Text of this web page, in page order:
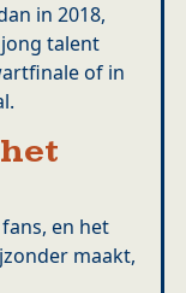
in 2018,
talent
of in
en het
maakt,